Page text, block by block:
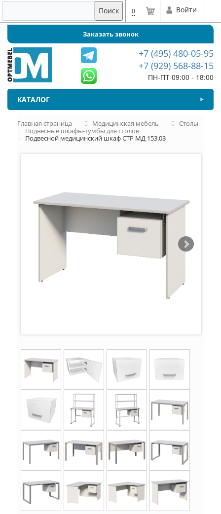
Поиск 0 Войти
Заказать звонок
+7 (495) 480-05-95
+7 (929) 568-88-15
ПН-ПТ 09:00 - 18:00
КАТАЛОГ
Главная страница Медицинская мебель
Столы
Подвесные шкафы-тумбы для столов
Подвесной медицинский шкаф СТР МД 153.03